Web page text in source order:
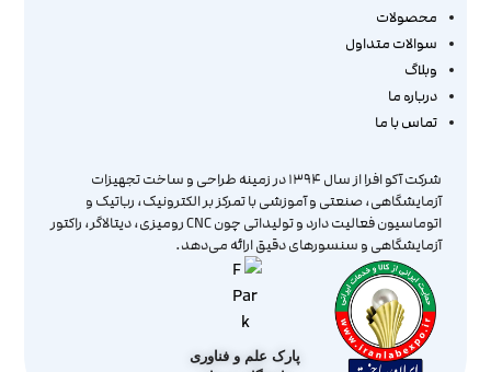
محصولات
سوالات متداول
وبلاگ
درباره ما
تماس با ما
شرکت آکو افرا از سال ۱۳۹۴ در زمینه طراحی و ساخت تجهیزات
آزمایشگاهی، صنعتی و آموزشی با تمرکز بر الکترونیک، رباتیک و
اتوماسیون فعالیت دارد و تولیداتی چون CNC رومیزی، دیتالاگر، راکتور
آزمایشگاهی و سنسورهای دقیق ارائه می‌دهد.
پارک علم و فناوری